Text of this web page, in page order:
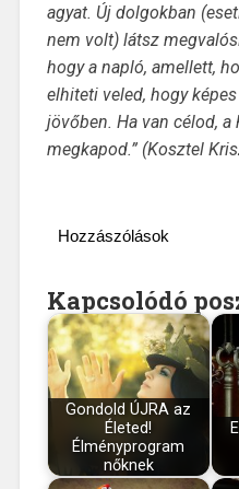
agyat. Új dolgokban
nem volt) látsz
hogy a napló, amellett,
elhiteti veled, hogy
jövőben. Ha van célod,
megkapod.” (Kosztel
Hozzászólások
Kapcsolódó
Gondold ÚJRA az
Életed!
Élményprogram
nőknek